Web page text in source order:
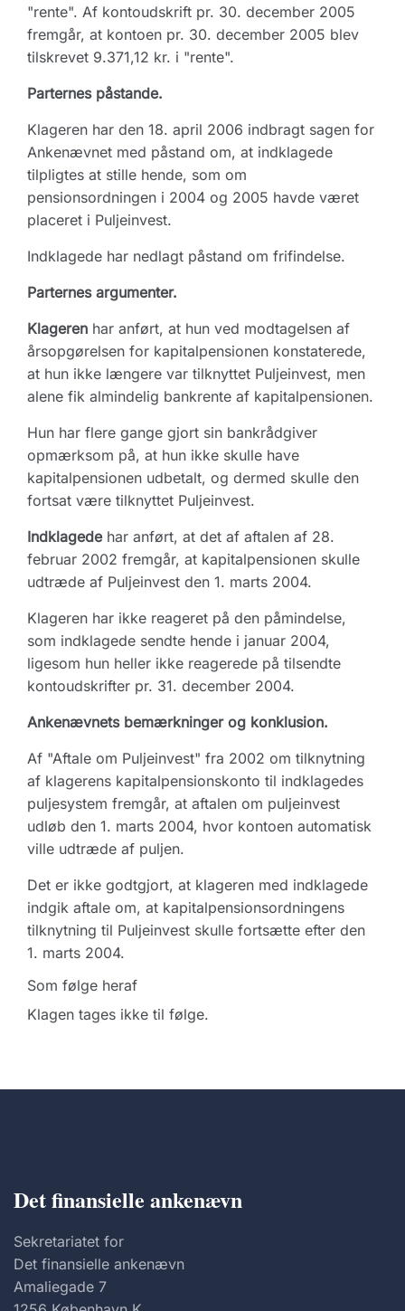
"rente". Af kontoudskrift pr. 30. december 2005
fremgår, at kontoen pr. 30. december 2005 blev
tilskrevet 9.371,12 kr. i "rente".
Parternes påstande.
Klageren har den 18. april 2006 indbragt sagen for
Ankenævnet med påstand om, at indklagede
tilpligtes at stille hende, som om
pensionsordningen i 2004 og 2005 havde været
placeret i Puljeinvest.
Indklagede har nedlagt påstand om frifindelse.
Parternes argumenter.
Klageren har anført, at hun ved modtagelsen af
årsopgørelsen for kapitalpensionen konstaterede,
at hun ikke længere var tilknyttet Puljeinvest, men
alene fik almindelig bankrente af kapitalpensionen.
Hun har flere gange gjort sin bankrådgiver
opmærksom på, at hun ikke skulle have
kapitalpensionen udbetalt, og dermed skulle den
fortsat være tilknyttet Puljeinvest.
Indklagedehar anført, at det af aftalen af 28.
februar 2002 fremgår, at kapitalpensionen skulle
udtræde af Puljeinvest den 1. marts 2004.
Klageren har ikke reageret på den påmindelse,
som indklagede sendte hende i januar 2004,
ligesom hun heller ikke reagerede på tilsendte
kontoudskrifter pr. 31. december 2004.
Ankenævnets bemærkninger og konklusion.
Af "Aftale om Puljeinvest" fra 2002 om tilknytning
af klagerens kapitalpensionskonto til indklagedes
puljesystem fremgår, at aftalen om puljeinvest
udløb den 1. marts 2004, hvor kontoen automatisk
ville udtræde af puljen.
Det er ikke godtgjort, at klageren med indklagede
indgik aftale om, at kapitalpensionsordningens
tilknytning til Puljeinvest skulle fortsætte efter den
1. marts 2004.
Som følge heraf
Klagen tages ikke til følge.
Det finansielle ankenævn
Sekretariatet for
Det finansielle ankenævn
Amaliegade 7